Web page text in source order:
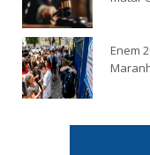
Enem